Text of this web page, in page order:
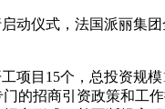
仪式，法国派丽集团
目15个，总投资规模
的招商引资政策和工